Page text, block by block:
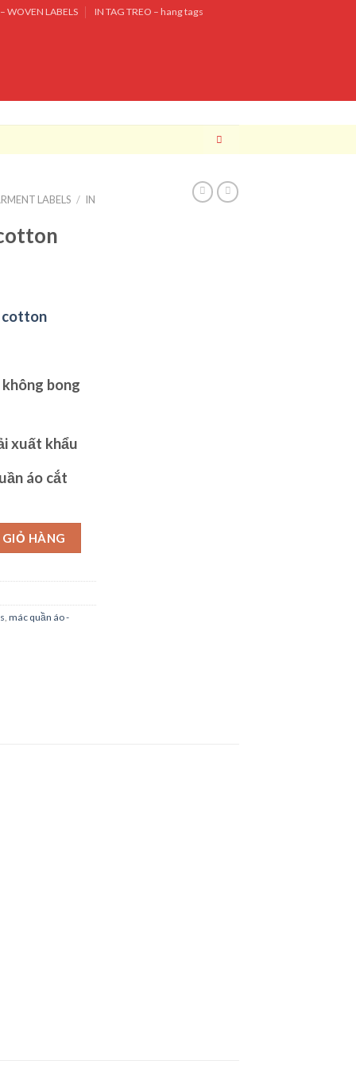
WOVEN LABELS IN TAG TREO – hang tags
LABELS / IN
cotton
bong
xuất khẩu
áo cắt
HÀNG
mác quần áo -